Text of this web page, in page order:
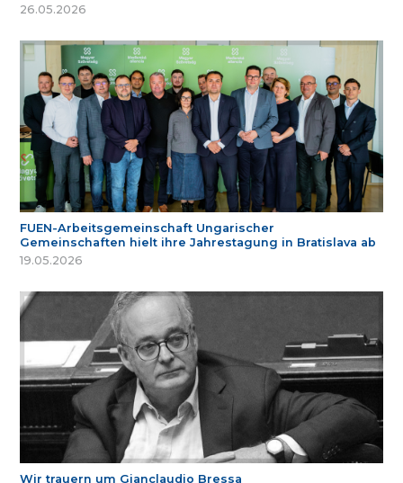
26.05.2026
FUEN-Arbeitsgemeinschaft Ungarischer
Gemeinschaften hielt ihre Jahrestagung in Bratislava ab
19.05.2026
Wir trauern um Gianclaudio Bressa